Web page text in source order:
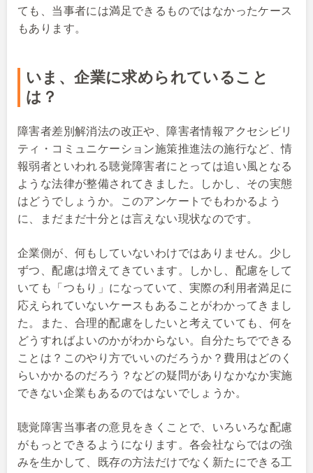
ても、当事者には満足できるものではなかったケース
もあります。
いま、企業に求められていること
は？
障害者差別解消法の改正や、 障害者情報アクセシビリ
ティ・コミュニケーション施策推進法の施行など、情
報弱者といわれる聴覚障害者にとっては追い風となる
ような法律が整備されてきました。しかし、その実態
はどうでしょうか。このアンケートでもわかるよう
に、まだまだ十分とは言えない現状なのです。
企業側が、何もしていないわけではありません。少し
ずつ、配慮は増えてきています。しかし、配慮をして
いても「つもり」になっていて、実際の利用者満足に
応えられていないケースもあることがわかってきまし
た。また、合理的配慮をしたいと考えていても、何を
どうすればよいのかがわからない。自分たちでできる
ことは？このやり方でいいのだろうか？費用はどのく
らいかかるのだろう？などの疑問がありなかなか実施
できない企業もあるのではないでしょうか。
聴覚障害当事者の意見をきくことで、いろいろな配慮
がもっとできるようになります。各会社ならではの強
みを生かして、既存の方法だけでなく新たにできる工